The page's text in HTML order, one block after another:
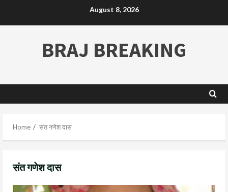
August 8, 2026
BRAJ BREAKING
Home संत गणेश दास
संत गणेश दास